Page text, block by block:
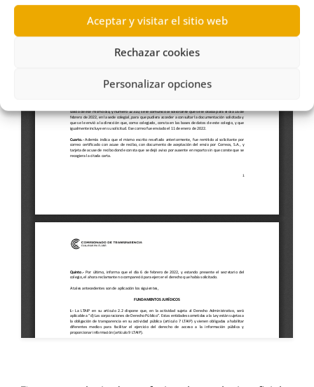
Aceptar y visitar el sitio web
Rechazar cookies
Personalizar opciones